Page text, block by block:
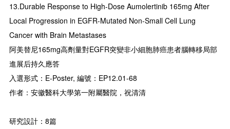
13.Durable Response to High-Dose Aumolertinib 165mg After
Local Progression in EGFR-Mutated Non-Small Cell Lung
Cancer with Brain Metastases
阿美替尼165mg高劑量對EGFR突變非小細胞肺癌患者腦轉移局部
進展后持久應答
入選形式：E-Poster, 編號：EP12.01-68
作者：安徽醫科大學第一附屬醫院，祝清清
研究設計：8篇